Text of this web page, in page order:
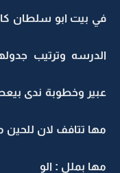
في بيت ابو سلطان
الدرسه وترتيب
عبير وخطوبة ندى
مها تتافف لان للحين
مها بملل : الو